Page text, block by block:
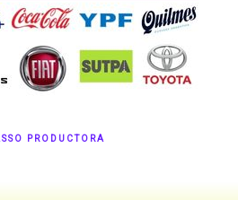
PRODUCTORA